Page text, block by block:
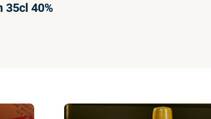
35cl 40%